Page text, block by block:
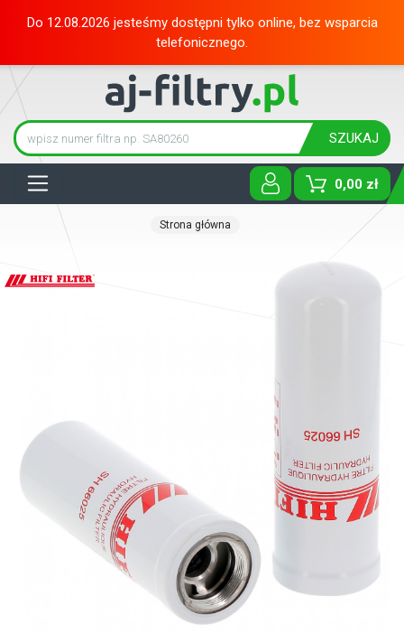
Do 12.08.2026 jesteśmy dostępni tylko online, bez wsparcia
telefonicznego.
SZUKAJ
0,00 zł
Strona główna